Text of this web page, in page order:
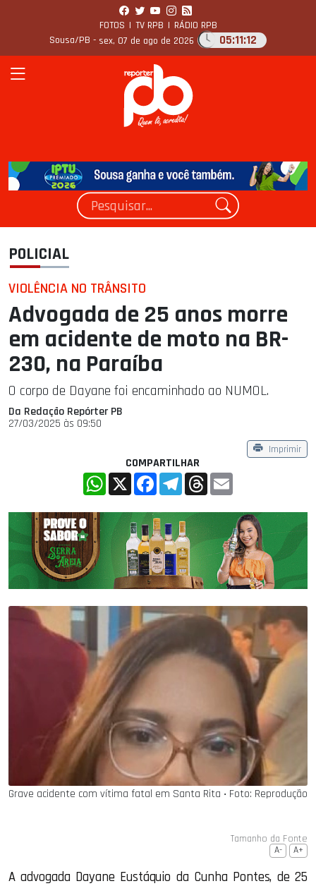
FOTOS | TV RPB | RÁDIO RPB
Sousa/PB - sex, 07 de ago de 2026 05:11:13
POLICIAL
VIOLÊNCIA NO TRÂNSITO
Advogada de 25 anos morre
em acidente de moto na BR-
230, na Paraíba
O corpo de Dayane foi encaminhado ao NUMOL.
Da Redação Repórter PB
27/03/2025 às 09:50
Imprimir
COMPARTILHAR
WhatsApp
X FacebookTelegramThreads
Grave acidente com vítima fatal em Santa Rita ‧ Foto: Reprodução
Tamanho da Fonte
A- A+
A advogada Dayane Eustáquio da Cunha Pontes, de 25